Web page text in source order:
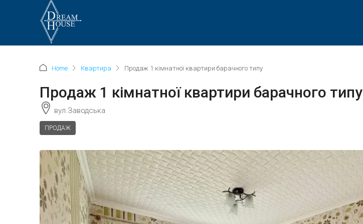
Home Квартира Продаж 1 кімнатної квартири барачного типу
Продаж 1 кімнатної квартири барачного типу
вул.Заводська
ПРОДАЖ